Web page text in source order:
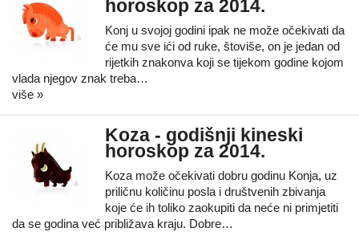
horoskop za 2014.
Konj u svojoj godini ipak ne može očekivati da
će mu sve ići od ruke, štoviše, on je jedan od
rijetkih znakonva koji se tijekom godine kojom
vlada njegov znak treba…
više »
Koza - godišnji kineski
horoskop za 2014.
Koza može očekivati dobru godinu Konja, uz
priličnu količinu posla i društvenih zbivanja
koje će ih toliko zaokupiti da neće ni primjetiti
da se godina već približava kraju. Dobre…